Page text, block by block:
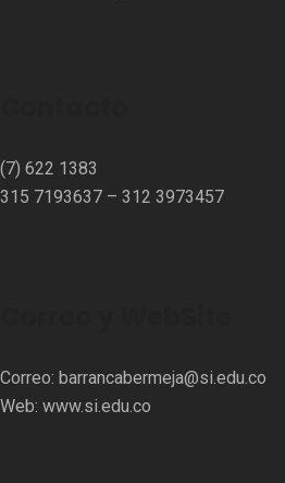
(7) 622 1383
315 7193637 – 312 3973457⁣⁣
Correo: barrancabermeja@si.edu.co
Web: www.si.edu.co